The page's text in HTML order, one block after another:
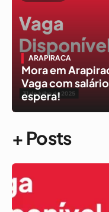
ARAPIRACA
Mora em
Vaga com
espera!
+ Posts